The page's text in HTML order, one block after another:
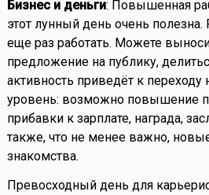
Бизнес и деньги: Повышенная
этот лунный день очень полезна.
еще раз работать. Можете
предложение на публику,
активность приведёт к
уровень: возможно повышение
прибавки к зарплате, награда,
также, что не менее важно,
знакомства.
Превосходный день для